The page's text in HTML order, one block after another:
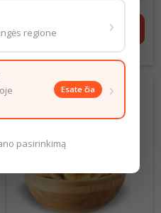
regione ›
Esate čia ›
pasirinkimą